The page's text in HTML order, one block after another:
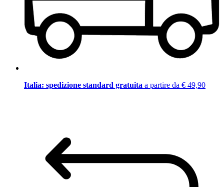
Italia: spedizione standard gratuita a partire da € 49,90